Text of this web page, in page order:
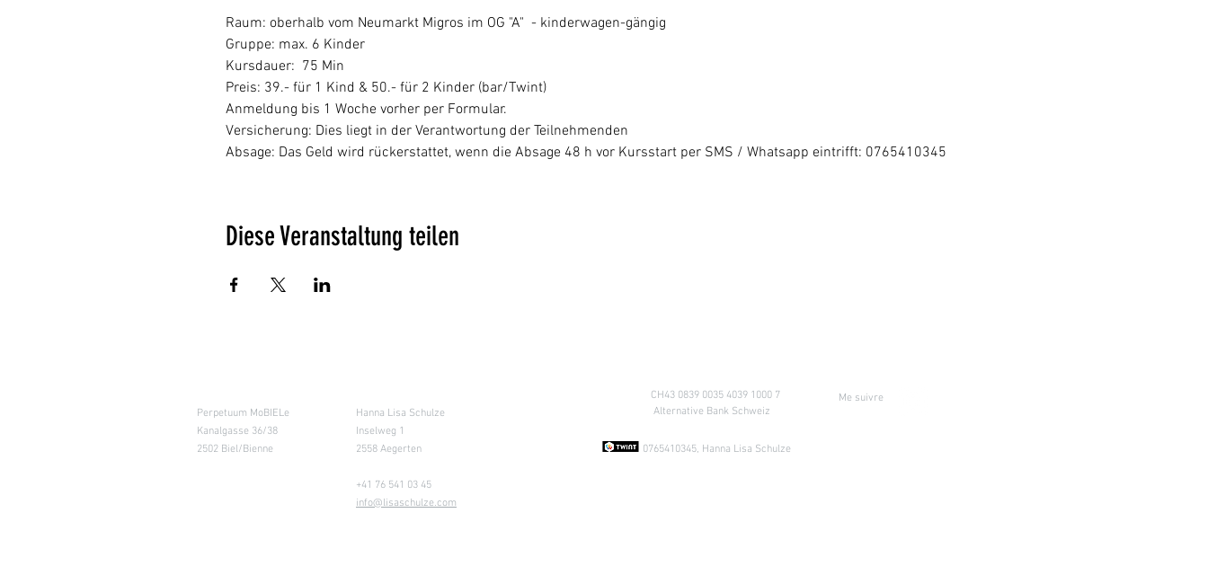
Raum: oberhalb vom Neumarkt Migros im OG "A" - kinderwagen-gängig
Gruppe: max. 6 Kinder
Kursdauer: 75 Min
Preis: 39.- für 1 Kind & 50.- für 2 Kinder (bar/Twint)
Anmeldung bis 1 Woche vorher per Formular.
Versicherung: Dies liegt in der Verantwortung der Teilnehmenden
Absage: Das Geld wird rückerstattet, wenn die Absage 48 h vor Kursstart per SMS / Whatsapp eintrifft: 0765410345
Diese Veranstaltung teilen
Perpetuum MoBIELe
Kanalgasse 36/38
2502 Biel/Bienne
Hanna Lisa Schulze
Inselweg 1
2558 Aegerten
+41 76 541 03 45
info@lisaschulze.com
CH43 0839 0035 4039 1000 7
Alternative Bank Schweiz
0765410345, Hanna Lisa Schulze
Me suivre